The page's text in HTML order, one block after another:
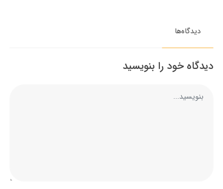
دیدگاه‌ها
دیدگاه خود را بنویسید